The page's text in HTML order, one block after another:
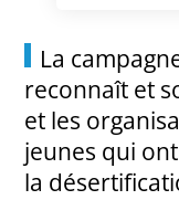
La
reconnaît et
et les
jeunes qui
la